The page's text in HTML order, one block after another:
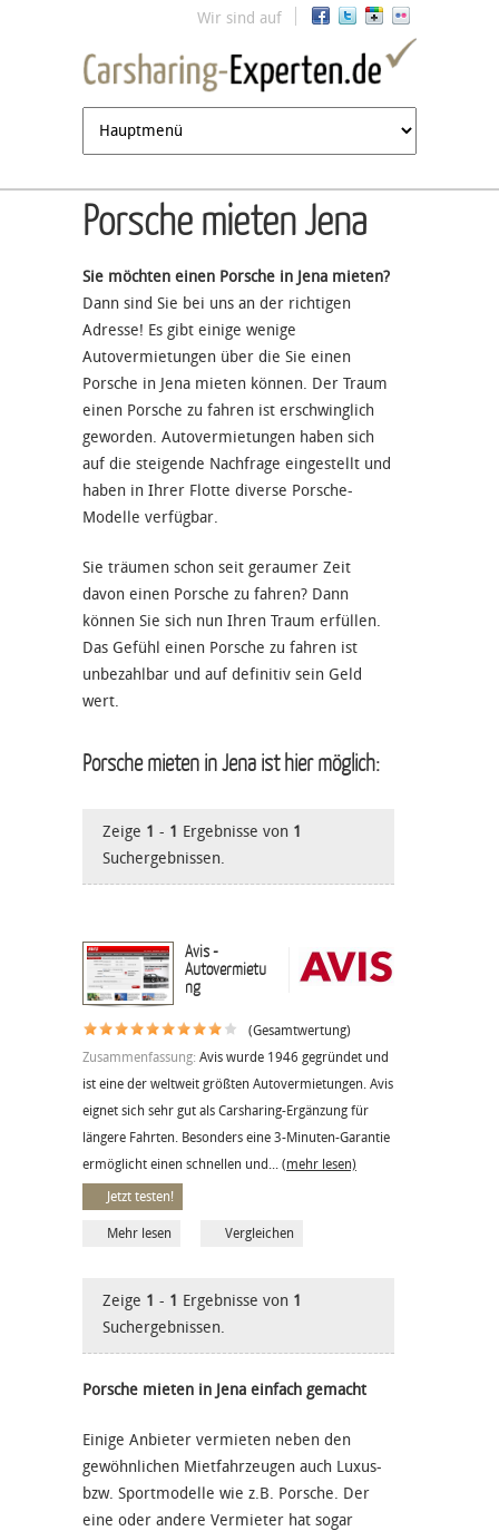
Jump to navigation
Wir sind auf
Porsche mieten Jena
Sie möchten einen Porsche in Jena mieten?
Dann sind Sie bei uns an der richtigen
Adresse! Es gibt einige wenige
Autovermietungen über die Sie einen
Porsche in Jena mieten können. Der Traum
einen Porsche zu fahren ist erschwinglich
geworden. Autovermietungen haben sich
auf die steigende Nachfrage eingestellt und
haben in Ihrer Flotte diverse Porsche-
Modelle verfügbar.
Sie träumen schon seit geraumer Zeit
davon einen Porsche zu fahren? Dann
können Sie sich nun Ihren Traum erfüllen.
Das Gefühl einen Porsche zu fahren ist
unbezahlbar und auf definitiv sein Geld
wert.
Porsche mieten in Jena ist hier möglich:
Zeige 1 - 1 Ergebnisse von 1
Suchergebnissen.
Avis -
Autovermietu
ng
(Gesamtwertung)
Zusammenfassung: Avis wurde 1946 gegründet und
ist eine der weltweit größten Autovermietungen. Avis
eignet sich sehr gut als Carsharing-Ergänzung für
längere Fahrten. Besonders eine 3-Minuten-Garantie
ermöglicht einen schnellen und... (mehr lesen)
Jetzt testen!
Mehr lesen Vergleichen
Zeige 1 - 1 Ergebnisse von 1
Suchergebnissen.
Porsche mieten in Jena einfach gemacht
Einige Anbieter vermieten neben den
gewöhnlichen Mietfahrzeugen auch Luxus-
bzw. Sportmodelle wie z.B. Porsche. Der
eine oder andere Vermieter hat sogar